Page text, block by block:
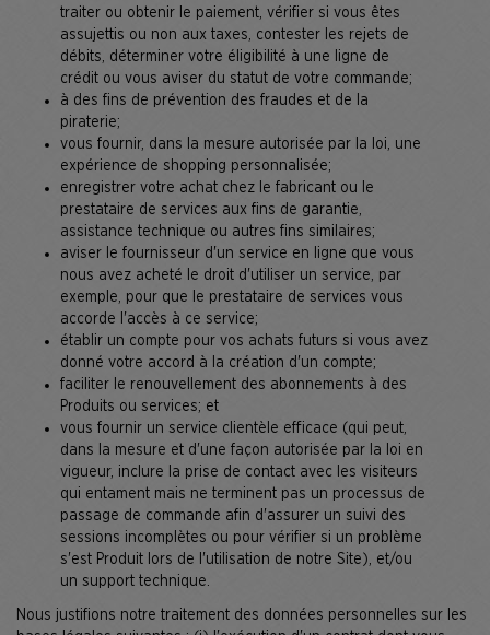
traiter ou obtenir le paiement, vérifier si vous êtes
assujettis ou non aux taxes, contester les rejets de
débits, déterminer votre éligibilité à une ligne de
crédit ou vous aviser du statut de votre commande;
à des fins de prévention des fraudes et de la
piraterie;
vous fournir, dans la mesure autorisée par la loi, une
expérience de shopping personnalisée;
enregistrer votre achat chez le fabricant ou le
prestataire de services aux fins de garantie,
assistance technique ou autres fins similaires;
aviser le fournisseur d'un service en ligne que vous
nous avez acheté le droit d'utiliser un service, par
exemple, pour que le prestataire de services vous
accorde l'accès à ce service;
établir un compte pour vos achats futurs si vous avez
donné votre accord à la création d'un compte;
faciliter le renouvellement des abonnements à des
Produits ou services; et
vous fournir un service clientèle efficace (qui peut,
dans la mesure et d'une façon autorisée par la loi en
vigueur, inclure la prise de contact avec les visiteurs
qui entament mais ne terminent pas un processus de
passage de commande afin d'assurer un suivi des
sessions incomplètes ou pour vérifier si un problème
s'est Produit lors de l'utilisation de notre Site), et/ou
un support technique.
Nous justifions notre traitement des données personnelles sur les